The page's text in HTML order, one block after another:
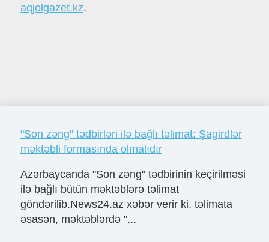
aqjolgazet.kz.
"Son zəng" tədbirləri ilə bağlı təlimat: Şagirdlər
məktəbli formasında olmalıdır
Azərbaycanda "Son zəng" tədbirinin keçirilməsi
ilə bağlı bütün məktəblərə təlimat
göndərilib.News24.az xəbər verir ki, təlimata
əsasən, məktəblərdə "...